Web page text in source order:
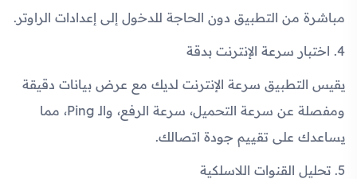
مباشرة من التطبيق دون الحاجة للدخول إلى إعدادات الراوتر.
4. اختبار سرعة الإنترنت بدقة
يقيس التطبيق سرعة الإنترنت لديك مع عرض بيانات دقيقة
ومفصلة عن سرعة التحميل، سرعة الرفع، والـ Ping، مما
يساعدك على تقييم جودة اتصالك.
5. تحليل القنوات اللاسلكية